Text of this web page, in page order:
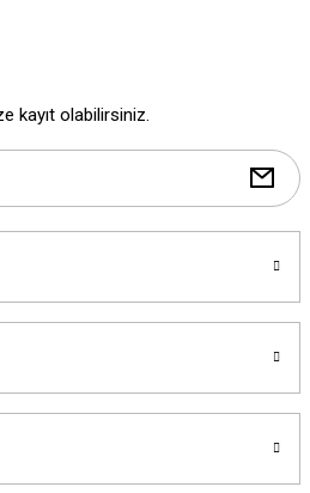
olmalı.
kayıt olabilirsiniz.